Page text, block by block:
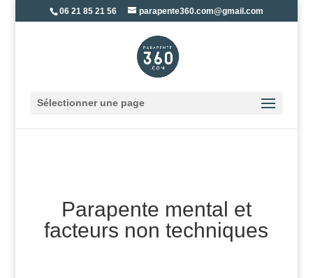
06 21 85 21 56 parapente360.com@gmail.com
Sélectionner une page
Parapente mental et
facteurs non techniques